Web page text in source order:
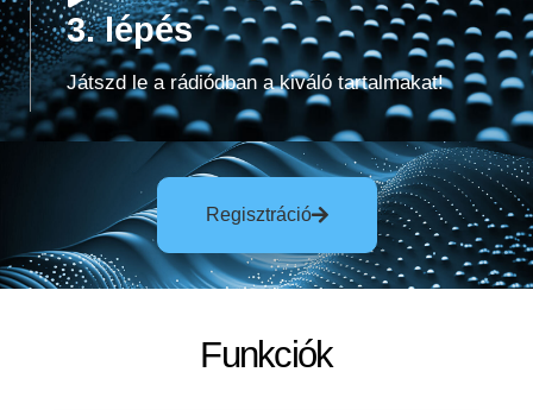
3. lépés
Játszd le a rádiódban a kiváló tartalmakat!
Regisztráció
Funkciók